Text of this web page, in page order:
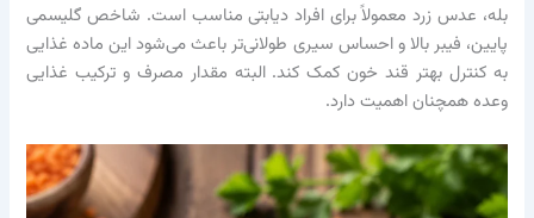
بله، عدس زرد معمولاً برای افراد دیابتی مناسب است. شاخص گلیسمی
پایین، فیبر بالا و احساس سیری طولانی‌تر باعث می‌شود این ماده غذایی
به کنترل بهتر قند خون کمک کند. البته مقدار مصرف و ترکیب غذایی
وعده همچنان اهمیت دارد.